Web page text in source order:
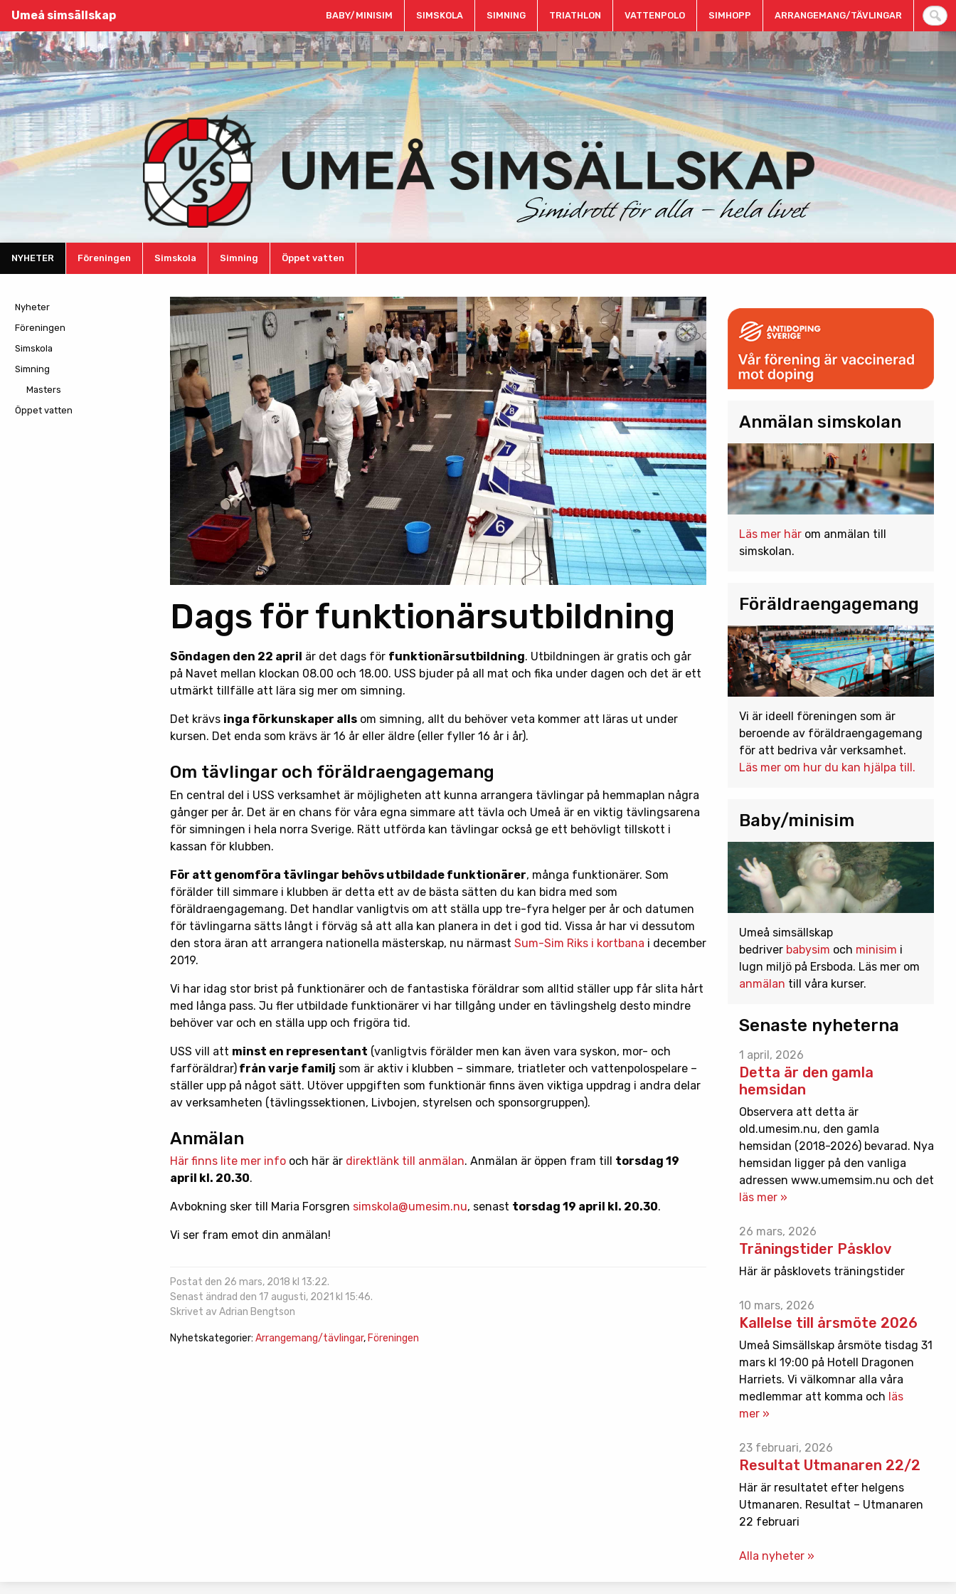
Umeå simsällskap BABY/MINISIM SIMSKOLA SIMNING TRIATHLON VATTENPOLO SIMHOPP ARRANGEMANG/TÄVLINGAR
NYHETER Föreningen Simskola Simning Öppet vatten
Dags för funktionärsutbildning
Söndagen den 22 april är det dags för funktionärsutbildning. Utbildningen är gratis och går
på Navet mellan klockan 08.00 och 18.00. USS bjuder på all mat och fika under dagen och det är ett
utmärkt tillfälle att lära sig mer om simning.
Det krävs inga förkunskaper alls om simning, allt du behöver veta kommer att läras ut under
kursen. Det enda som krävs är 16 år eller äldre (eller fyller 16 år i år).
Om tävlingar och föräldraengagemang
En central del i USS verksamhet är möjligheten att kunna arrangera tävlingar på hemmaplan några
gånger per år. Det är en chans för våra egna simmare att tävla och Umeå är en viktig tävlingsarena
för simningen i hela norra Sverige. Rätt utförda kan tävlingar också ge ett behövligt tillskott i
kassan för klubben.
För att genomföra tävlingar behövs utbildade funktionärer, många funktionärer. Som
förälder till simmare i klubben är detta ett av de bästa sätten du kan bidra med som
föräldraengagemang. Det handlar vanligtvis om att ställa upp tre-fyra helger per år och datumen
för tävlingarna sätts långt i förväg så att alla kan planera in det i god tid. Vissa år har vi dessutom
den stora äran att arrangera nationella mästerskap, nu närmast Sum-Sim Riks i kortbana i december
2019.
Vi har idag stor brist på funktionärer och de fantastiska föräldrar som alltid ställer upp får slita hårt
med långa pass. Ju fler utbildade funktionärer vi har tillgång under en tävlingshelg desto mindre
behöver var och en ställa upp och frigöra tid.
USS vill att minst en representant (vanligtvis förälder men kan även vara syskon, mor- och
farföräldrar) från varje familj som är aktiv i klubben – simmare, triatleter och vattenpolospelare –
ställer upp på något sätt. Utöver uppgiften som funktionär finns även viktiga uppdrag i andra delar
av verksamheten (tävlingssektionen, Livbojen, styrelsen och sponsorgruppen).
Anmälan
Här finns lite mer info och här är direktlänk till anmälan. Anmälan är öppen fram till torsdag 19
april kl. 20.30.
Avbokning sker till Maria Forsgren simskola@umesim.nu, senast torsdag 19 april kl. 20.30.
Vi ser fram emot din anmälan!
Postat den 26 mars, 2018 kl 13:22.
Senast ändrad den 17 augusti, 2021 kl 15:46.
Skrivet av Adrian Bengtson
Nyhetskategorier: Arrangemang/tävlingar, Föreningen
Nyheter
Föreningen
Simskola
Simning
Masters
Öppet vatten
Anmälan simskolan
Läs mer härom anmälan till
simskolan.
Föräldraengagemang
Vi är ideell föreningen som är
beroende av föräldraengagemang
för att bedriva vår verksamhet.
Läs mer om hur du kan hjälpa till.
Baby/minisim
Umeå simsällskap
bedriver babysim och minisim i
lugn miljö på Ersboda. Läs mer om
anmälan till våra kurser.
Senaste nyheterna
1 april, 2026
Detta är den gamla
hemsidan
Observera att detta är
old.umesim.nu, den gamla
hemsidan (2018-2026) bevarad. Nya
hemsidan ligger på den vanliga
adressen www.umemsim.nu och det
läs mer »
26 mars, 2026
Träningstider Påsklov
Här är påsklovets träningstider
10 mars, 2026
Kallelse till årsmöte 2026
Umeå Simsällskap årsmöte tisdag 31
mars kl 19:00 på Hotell Dragonen
Harriets. Vi välkomnar alla våra
medlemmar att komma och läs
mer »
23 februari, 2026
Resultat Utmanaren 22/2
Här är resultatet efter helgens
Utmanaren. Resultat – Utmanaren
22 februari
Alla nyheter »